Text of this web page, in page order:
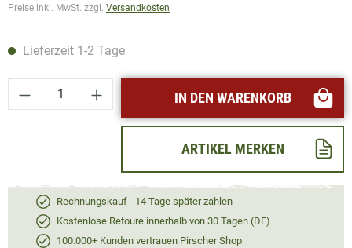
Preise inkl. MwSt. zzgl. Versandkosten
Lieferzeit 1-2 Tage
Produkt Anzahl: Gib den gewünschten
IN DEN WARENKORB
ARTIKEL MERKEN
Rechnungskauf - 14 Tage später zahlen
Kostenlose Retoure innerhalb von 30 Tagen (DE)
100.000+ Kunden vertrauen Pirscher Shop